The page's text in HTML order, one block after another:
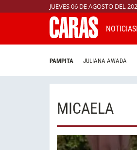
JUEVES 06 DE AGOSTO DEL
NOTICIAS
PAMPITA JULIANA AWADA
MICAELA